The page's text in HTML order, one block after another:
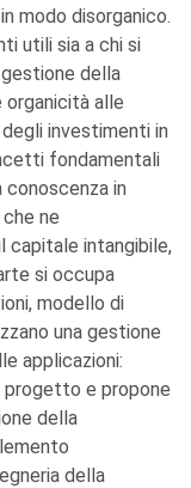
modo disorganico.
utili sia a chi si
della
organicità alle
investimenti in
fondamentali
in
ne
capitale intangibile,
si occupa
modello di
una gestione
applicazioni:
progetto e propone
della
della